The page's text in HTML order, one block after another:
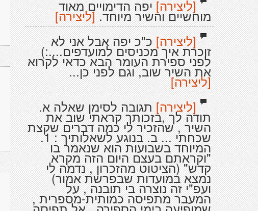
[ליצירה]יפה הדימויים מאוד
מוחשיים והשיר מיוחד. [ליצירה]
[ליצירה]כ"כ יפה אבל אני לא
זוכרת איך מכניסים למועדפים....:)
לפני ספירת העומר הבא כדאי לקרוא
את השיר שוב, וגם לפני כן...
[ליצירה]
[ליצירה]תגובה לסימן שאלה א.
תודה לך ,בזכותך קראתי שוב את
השיר , שהזכיר לי כמה דברים שקצת
שכחתי ... ב. בנוגע לשאלותיך : 1.
המיוחד בשבועות הוא שנאמר בו
"וקראתם בעצם היום הזה מקרא
קדש" (הציטוט מהזכרון , נדמה לי
נמצא במועדות שבפרשת אמור)
ועפ"י זה נוצרה בי תובנה , על
המעבר מתפיסה כמותית-מספרית ,